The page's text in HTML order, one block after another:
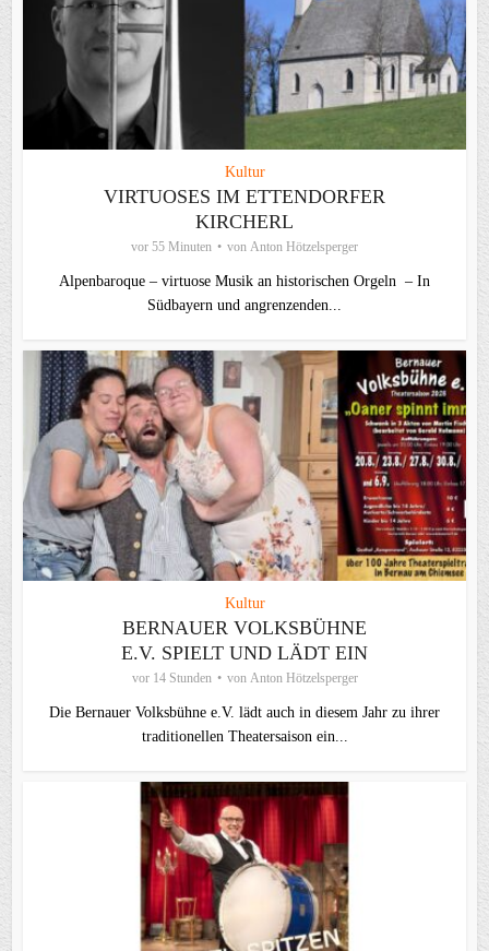
Kultur
VIRTUOSES IM ETTENDORFER
KIRCHERL
vor 55 Minuten von Anton Hötzelsperger
Alpenbaroque – virtuose Musik an historischen Orgeln – In
Südbayern und angrenzenden...
Kultur
BERNAUER VOLKSBÜHNE
E.V. SPIELT UND LÄDT EIN
vor 14 Stunden von Anton Hötzelsperger
Die Bernauer Volksbühne e.V. lädt auch in diesem Jahr zu ihrer
traditionellen Theater­saison ein...